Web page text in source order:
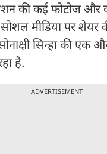
की कई फोटोज और
मीडिया पर शेयर
सिन्हा की एक
है.
ADVERTISEMENT